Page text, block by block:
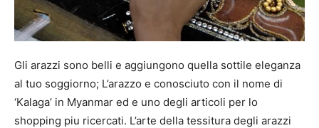
Gli arazzi sono belli e aggiungono quella sottile eleganza
al tuo soggiorno; L’arazzo e conosciuto con il nome di
‘Kalaga’ in Myanmar ed e uno degli articoli per lo
shopping piu ricercati. L’arte della tessitura degli arazzi